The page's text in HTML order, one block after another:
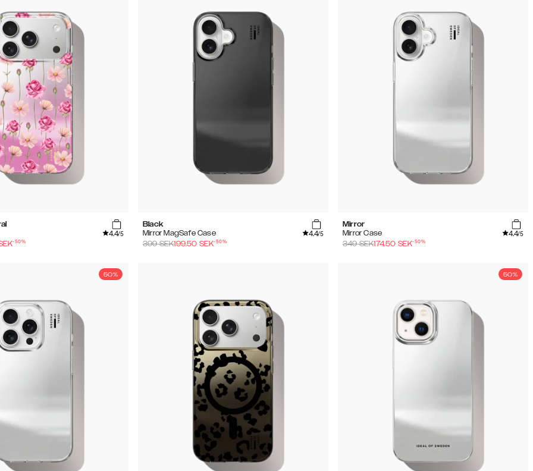
4.4/5
-50%
Black
Mirror MagSafe Case
4.4/5
399SEK199.50 SEK-50%
Mirror
Mirror Case
4.4/5
349SEK174.50 SEK-50%
50% 50%